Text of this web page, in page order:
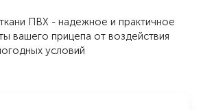
ПВХ - надежное и практичное
вашего прицепа от воздействия
условий